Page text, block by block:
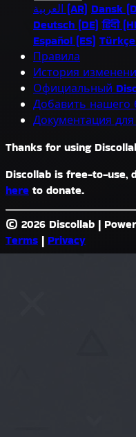
العربية (AR) Dansk
Deutsch (DE) हिंदी
Español (ES)
Правила
История
Официальный
Добавить нашего
Документация
Thanks for using
Discollab is free-to-use,
here to donate.
© 2026 Discollab |
Terms | Privacy